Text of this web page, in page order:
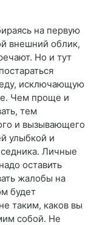
на первую
внешний облик,
Но и тут
исключающую
Чем проще и
тем
и вызывающего
улыбкой и
Личные
оставить
жалобы на
будет
таким, каков вы
собой. Не